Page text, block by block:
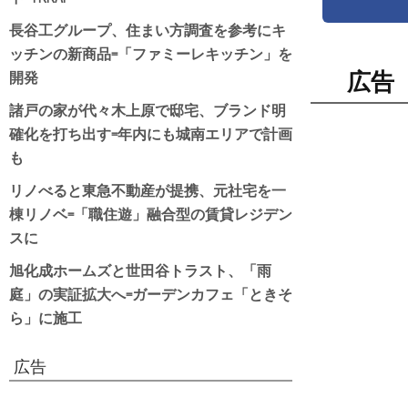
広告
長谷工グループ、住まい方調査を参考にキ
ッチンの新商品=「ファミーレキッチン」を
開発
諸戸の家が代々木上原で邸宅、ブランド明
確化を打ち出す=年内にも城南エリアで計画
も
リノべると東急不動産が提携、元社宅を一
棟リノベ=「職住遊」融合型の賃貸レジデン
スに
旭化成ホームズと世田谷トラスト、「雨
庭」の実証拡大へ=ガーデンカフェ「ときそ
ら」に施工
広告